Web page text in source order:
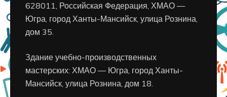
628011, Российская Федерация, ХМАО —
Югра, город Ханты-Мансийск, улица Рознина,
дом 35.
Здание учебно-производственных
мастерских: ХМАО — Югра, город Ханты-
Мансийск, улица Рознина, дом 18.